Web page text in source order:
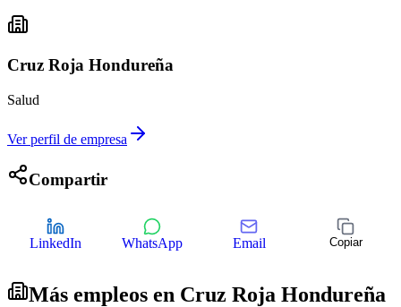
Cruz Roja Hondureña
Salud
Ver perfil de empresa
Compartir
LinkedIn WhatsApp Email Copiar
Más empleos en Cruz Roja Hondureña